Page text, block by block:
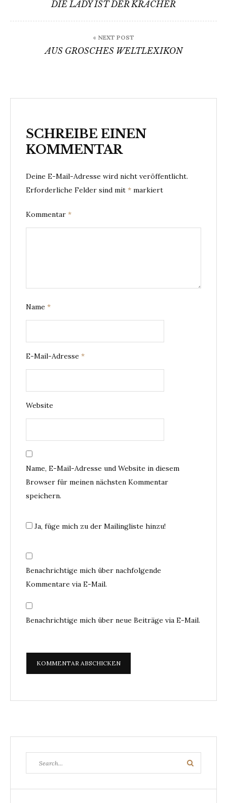
DIE LADY IST DER KRACHER
« NEXT POST
AUS GROSCHES WELTLEXIKON
SCHREIBE EINEN
KOMMENTAR
Deine E-Mail-Adresse wird nicht veröffentlicht.
Erforderliche Felder sind mit * markiert
Kommentar *
Name *
E-Mail-Adresse *
Website
Name, E-Mail-Adresse und Website in diesem
Browser für meinen nächsten Kommentar
speichern.
Ja, füge mich zu der Mailingliste hinzu!
Benachrichtige mich über nachfolgende
Kommentare via E-Mail.
Benachrichtige mich über neue Beiträge via E-Mail.
for:
Search